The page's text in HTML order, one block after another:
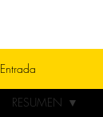
Entrada
RESUMEN